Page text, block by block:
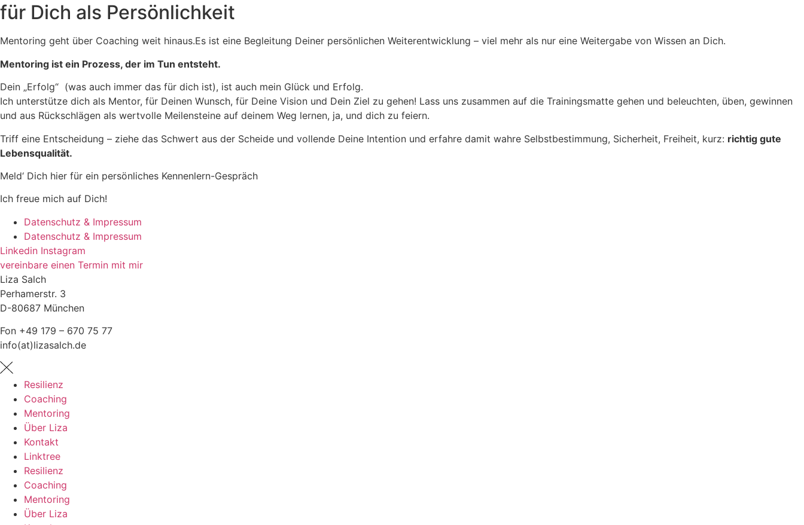
für Dich als Persönlichkeit
Mentoring geht über Coaching weit hinaus.Es ist eine Begleitung Deiner persönlichen Weiterentwicklung – viel mehr als nur eine Weitergabe von Wissen an Dich.
Mentoring ist ein Prozess, der im Tun entsteht.
Dein „Erfolg“ (was auch immer das für dich ist), ist auch mein Glück und Erfolg.
Ich unterstütze dich als Mentor, für Deinen Wunsch, für Deine Vision und Dein Ziel zu gehen! Lass uns zusammen auf die Trainingsmatte gehen und beleuchten, üben, gewinnen
und aus Rückschlägen als wertvolle Meilensteine auf deinem Weg lernen, ja, und dich zu feiern.
Triff eine Entscheidung – ziehe das Schwert aus der Scheide und vollende Deine Intention und erfahre damit wahre Selbstbestimmung, Sicherheit, Freiheit, kurz: richtig gute
Lebensqualität.
Meld‘ Dich hier für ein persönliches Kennenlern-Gespräch
Ich freue mich auf Dich!
Datenschutz & Impressum
Datenschutz & Impressum
Linkedin Instagram
vereinbare einen Termin mit mir
Liza Salch
Perhamerstr. 3
D-80687 München
Fon +49 179 – 670 75 77
info(at)lizasalch.de
Resilienz
Coaching
Mentoring
Über Liza
Kontakt
Linktree
Resilienz
Coaching
Mentoring
Über Liza